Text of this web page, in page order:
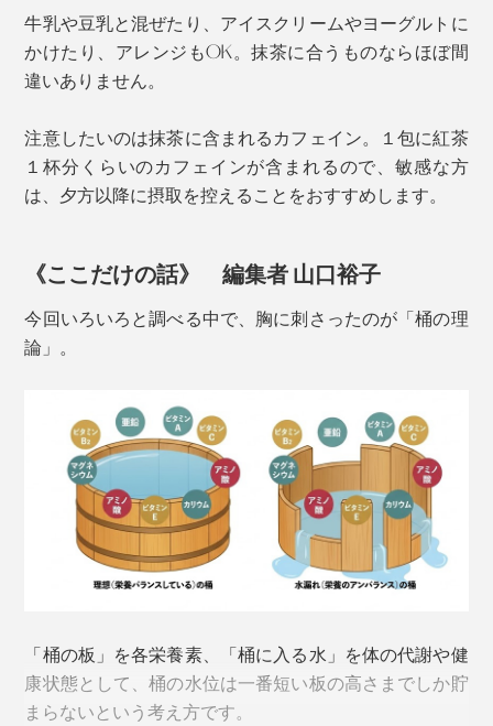
『MO ZYME』には、石垣島・「八重山産」でサスティ
ナブルに生産されている、「石垣島ユーグレナ」を使用
「クロレラ」
「クロレラ」もユーグレナ」と同じく、石垣島で生産さ
インが豊富です。
写真は二次発酵後のエキス。表面は酵母でギッシリ覆われている
「ハーブザイム113」は、発酵物として乳酸菌の補給だ
けでなく、深い味わいにも貢献。
MO ZYMEの試作段階では、他の乳酸菌や野菜パウダー
などでも試作したそうですが、「ハーブザイム113」が
最もおいしくなったそう。
さをマスキングし、いい具合にクセを消しています。
牛乳や豆乳と混ぜたり、アイスクリームやヨーグルトに
かけたり、アレンジもOK。抹茶に合うものならほぼ間
違いありません。
注意したいのは抹茶に含まれるカフェイン。１包に紅茶
１杯分くらいのカフェインが含まれるので、敏感な方
は、夕方以降に摂取を控えることをおすすめします。
《ここだけの話》 編集者 山口裕子
今回いろいろと調べる中で、胸に刺さったのが「桶の理
論」。
「桶の板」を各栄養素、「桶に入る水」を体の代謝や健
康状態として、桶の水位は一番短い板の高さまでしか貯
まらないという考え方です。